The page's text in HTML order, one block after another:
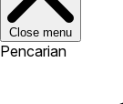
Close menu
Pencarian